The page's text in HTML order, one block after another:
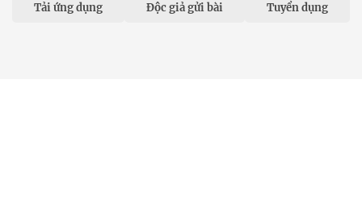
Tải ứng dụng Độc giả gửi bài Tuyển dụng